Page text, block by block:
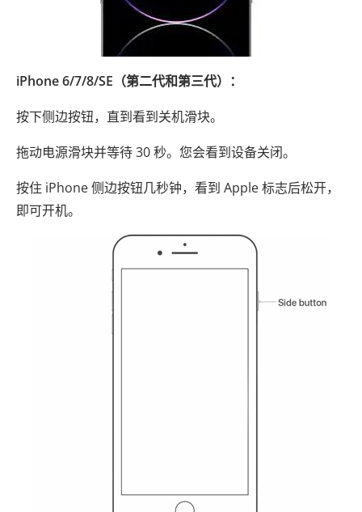
iPhone 6/7/8/SE（第二代和第三代）：
按下侧边按钮，直到看到关机滑块。
拖动电源滑块并等待 30 秒。您会看到设备关闭。
按住 iPhone 侧边按钮几秒钟，看到 Apple 标志后松开，
即可开机。